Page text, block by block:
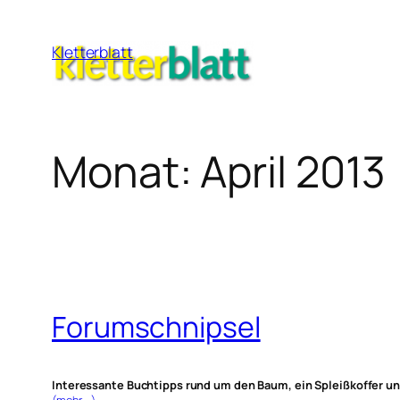
Inhalt
springen
Kletterblatt
Monat: April 2013
Forumschnipsel
Interessante Buchtipps rund um den Baum, ein Spleißkoffer